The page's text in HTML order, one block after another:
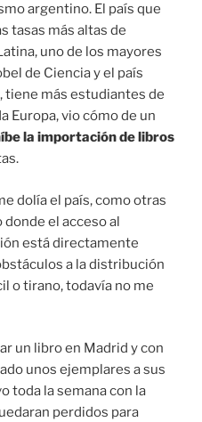
argentino. El país que
tasas más altas de
uno de los mayores
de Ciencia y el país
tiene más estudiantes de
Europa, vio cómo de un
la importación de libros
dolía el país, como otras
el acceso al
está directamente
a la distribución
o tirano, todavía no me
un libro en Madrid y con
unos ejemplares a sus
toda la semana con la
perdidos para